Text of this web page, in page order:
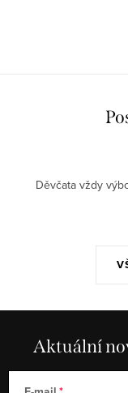
Děvčata vždy
Aktuální